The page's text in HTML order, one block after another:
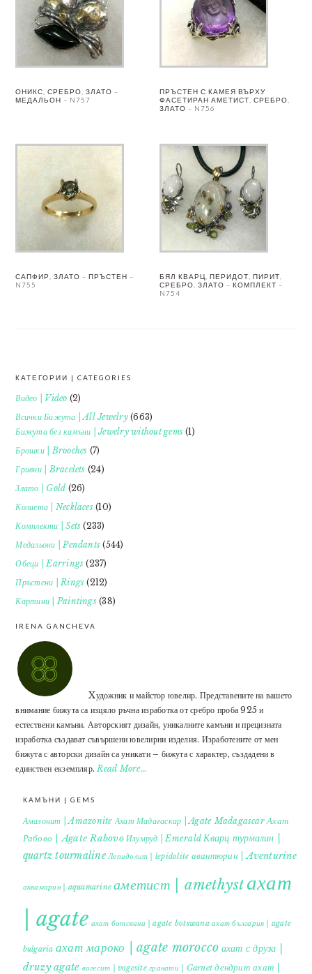
ОНИКС, СРЕБРО, ЗЛАТО –
МЕДАЛЬОН – N757
ПРЪСТЕН С КАМЕЯ ВЪРХУ
ФАСЕТИРАН АМЕТИСТ, СРЕБРО,
ЗЛАТО – N756
САПФИР, ЗЛАТО – ПРЪСТЕН –
N755
БЯЛ КВАРЦ, ПЕРИДОТ, ПИРИТ,
СРЕБРО, ЗЛАТО – КОМПЛЕКТ –
N754
FOOTER
КАТЕГОРИИ | CATEGORIES
Видео | Video (2)
Всички Бижута | All Jewelry(663)
Бижута без камъни | Jewelry without gems (1)
Брошки | Brooches (7)
Гривни | Bracelets (24)
Злато | Gold (26)
Колиета | Necklaces(10)
Комплекти | Sets (233)
Медальони | Pendants (544)
Обеци | Earrings (237)
Пръстени | Rings (212)
Картини | Paintings(38)
IRENA GANCHEVA
Xудожник и майстор ювелир. Представените на вашето
внимание бижута са изцяло ръчна изработка от сребро проба 925 и
естествени камъни. Авторският дизайн, уникалните камъни и прецизната
изработка създават съвършени ювелирни изделия. Изработените от мен
бижута с авторски дизайн са уникати – бижута с характер, създадени в
единствен екземпляр.Read More…
КАМЪНИ | GEMS
Амазонит | Amazonite Ахат Мадагаскар | Agate Madagascar Ахат
Рабово | Agate Rabovo Изумруд | Emerald Кварц турмалин |
quartz tourmaline Лепидолит | lepidolite авантюрин | Aventurine
аквамарин | aquamarine аметист | amethystахат
| agate ахат ботсвана | agate botswana ахат българия | agate
bulgaria ахат мароко | agate morocco ахат с друза |
druzy agate вогесит | vogesite гранати | Garnet дендрит ахат |